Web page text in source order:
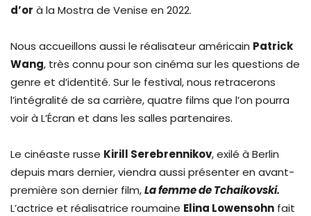
d’or à la Mostra de Venise en 2022.
Nous accueillons aussi le réalisateur américain Patrick
Wang, très connu pour son cinéma sur les questions de
genre et d’identité. Sur le festival, nous retracerons
l’intégralité de sa carrière, quatre films que l’on pourra
voir à L’Écran et dans les salles partenaires.
Le cinéaste russe Kirill Serebrennikov, exilé à Berlin
depuis mars dernier, viendra aussi présenter en avant-
première son dernier film,La femme de Tchaikovski.
L’actrice et réalisatrice roumaine Elina Lowensohn fait